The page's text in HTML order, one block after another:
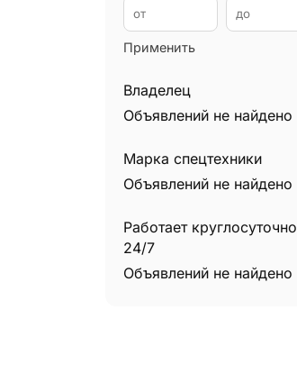
Применить
Владелец
Объявлений не найдено
Марка спецтехники
Объявлений не найдено
Работает круглосуточно
24/7
Объявлений не найдено